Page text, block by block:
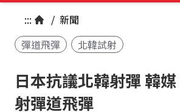
::: / 新聞
彈道飛彈
北韓試射
日本抗議北韓射彈 韓
射彈道飛彈